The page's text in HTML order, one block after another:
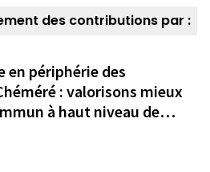
des contributions par :
en périphérie des
: valorisons mieux
à haut niveau de